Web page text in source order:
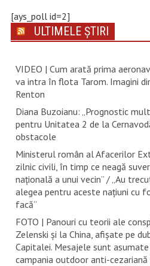
[ays_poll id=2]
ULTIMELE ȘTIRI
VIDEO | Cum arată prima
va intra în flota Tarom. Imagini
Renton
Diana Buzoianu: „Prognostic
pentru Unitatea 2 de la
obstacole
Ministerul român al Afacerilor
zilnic civili, în timp ce neagă
națională a unui vecin” / „Au
alegea pentru aceste națiuni cu
facă”
FOTO | Panouri cu teorii ale
Zelenski și la China, afișate pe
Capitalei. Mesajele sunt
campania outdoor anti-cezariană